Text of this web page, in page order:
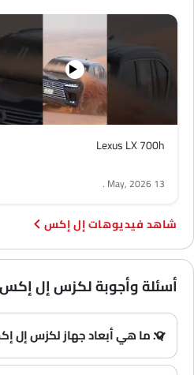
Lexus LX 700h
13 May, 2026
.
فيديوهات إل إكس
أسئلة وأجوبة لكزس إل إكس
Q. ما هي أبعاد جهاز لكزس إل إكس؟